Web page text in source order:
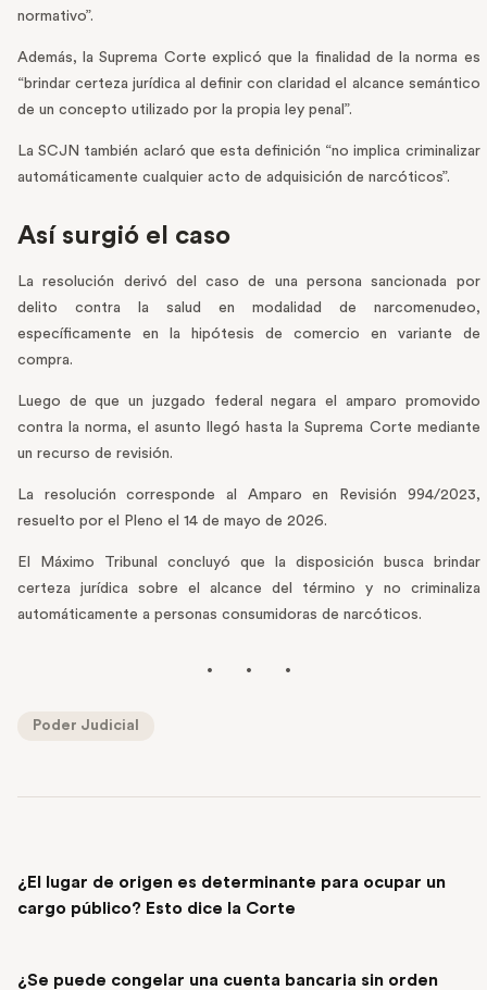
normativo”.
Además, la Suprema Corte explicó que la finalidad de la norma es
“brindar certeza jurídica al definir con claridad el alcance semántico
de un concepto utilizado por la propia ley penal”.
La SCJN también aclaró que esta definición “no implica criminalizar
automáticamente cualquier acto de adquisición de narcóticos”.
Así surgió el caso
La resolución derivó del caso de una persona sancionada por
delito contra la salud en modalidad de narcomenudeo,
específicamente en la hipótesis de comercio en variante de
compra.
Luego de que un juzgado federal negara el amparo promovido
contra la norma, el asunto llegó hasta la Suprema Corte mediante
un recurso de revisión.
La resolución corresponde al Amparo en Revisión 994/2023,
resuelto por el Pleno el 14 de mayo de 2026.
El Máximo Tribunal concluyó que la disposición busca brindar
certeza jurídica sobre el alcance del término y no criminaliza
automáticamente a personas consumidoras de narcóticos.
Poder Judicial
¿El lugar de origen es determinante para ocupar un
cargo público? Esto dice la Corte
¿Se puede congelar una cuenta bancaria sin orden